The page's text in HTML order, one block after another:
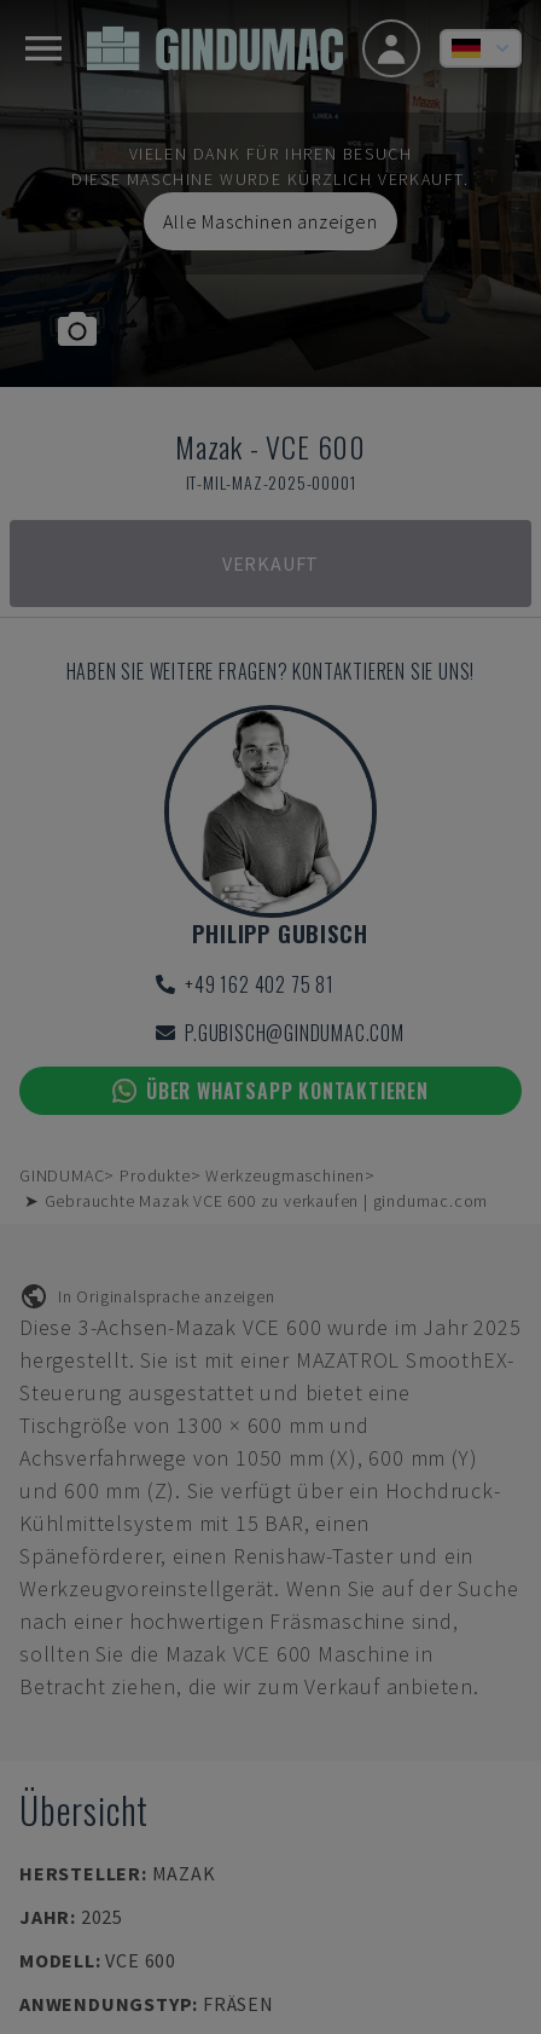
VIELEN DANK FÜR IHREN BESUCH
DIESE MASCHINE WURDE KÜRZLICH VERKAUFT.
Alle Maschinen anzeigen
Mazak -VCE 600
IT-MIL-MAZ-2025-00001
VERKAUFT
HABEN SIE WEITERE FRAGEN? KONTAKTIEREN SIE UNS!
PHILIPP GUBISCH
+49 162 402 75 81
P.GUBISCH@GINDUMAC.COM
ÜBER WHATSAPP KONTAKTIEREN
GINDUMAC Produkte
Werkzeugmaschinen
➤ Gebrauchte Mazak VCE 600 zu verkaufen | gindumac.com
In Originalsprache anzeigen
Diese 3-Achsen-Mazak VCE 600 wurde im Jahr 2025
hergestellt. Sie ist mit einer MAZATROL SmoothEX-
Steuerung ausgestattet und bietet eine
Tischgröße von 1300 × 600 mm und
Achsverfahrwege von 1050 mm (X), 600 mm (Y)
und 600 mm (Z). Sie verfügt über ein Hochdruck-
Kühlmittelsystem mit 15 BAR, einen
Späneförderer, einen Renishaw-Taster und ein
Werkzeugvoreinstellgerät. Wenn Sie auf der Suche
nach einer hochwertigen Fräsmaschine sind,
sollten Sie die Mazak VCE 600 Maschine in
Betracht ziehen, die wir zum Verkauf anbieten.
Übersicht
HERSTELLER: MAZAK
JAHR: 2025
MODELL:VCE 600
ANWENDUNGSTYP: FRÄSEN